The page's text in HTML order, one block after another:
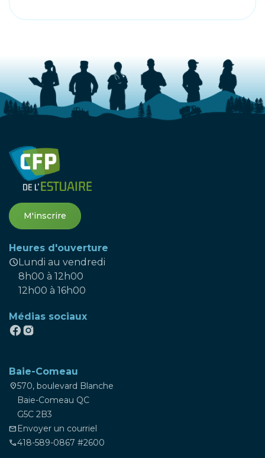
M'inscrire
Heures d'ouverture
scheduleLundi au vendredi
8h00 à 12h00
12h00 à 16h00
Médias sociaux
Baie-Comeau
location_on570, boulevard Blanche
Baie-Comeau QC
G5C 2B3
mail Envoyer un courriel
phone418-589-0867 #2600